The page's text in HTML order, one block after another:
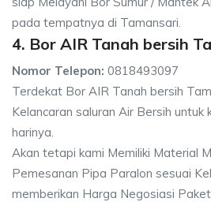
pada tempatnya di Tamansari.
4. Bor AIR Tanah bersih
Nomor Telepon: 0818493097
Terdekat Bor AIR Tanah bersih
Kelancaran saluran Air Bersih untuk
harinya.
Akan tetapi kami Memiliki Material
Pemesanan Pipa Paralon sesuai
memberikan Harga Negosiasi